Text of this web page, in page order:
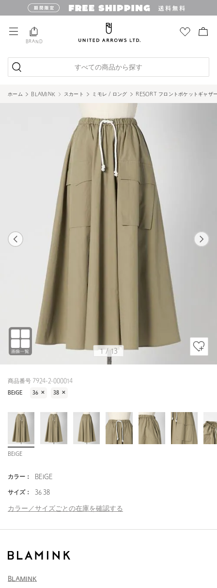
BRAND
すべての商品から探す
ホーム BLAMINK スカート ミモレ / ロング RESORT フロントポケットギャザ
1/ 13
商品番号 7924-2-000014
BEIGE 36 ✕ 38 ✕
BEIGE
カラー： BEIGE
サイズ： 36 38
カラー／サイズごとの在庫を確認する
BLAMINK